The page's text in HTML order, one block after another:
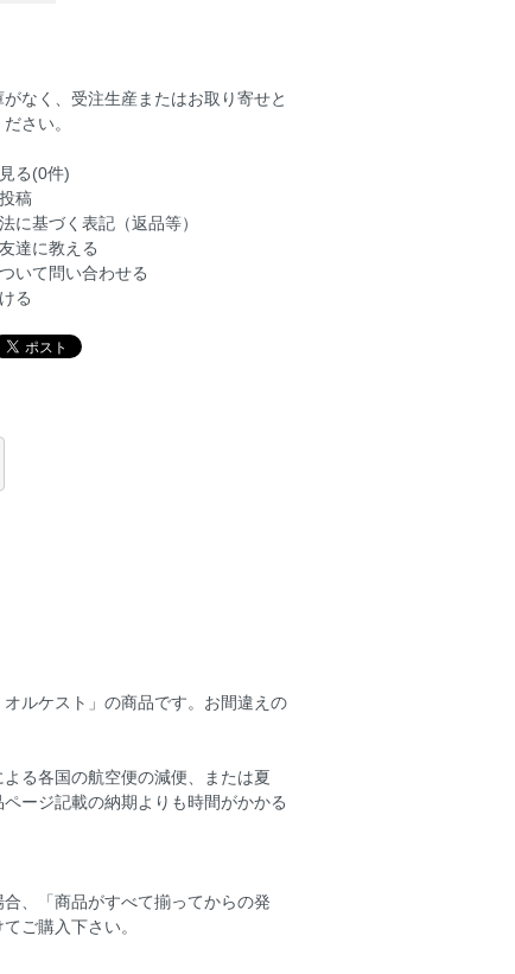
なく、受注生産またはお取り寄せと
さい。
る(0件)
稿
に基づく表記（返品等）
達に教える
いて問い合わせる
る
ルケスト」の商品です。お間違えの
る各国の航空便の減便、または夏
ージ記載の納期よりも時間がかかる
、「商品がすべて揃ってからの発
ご購入下さい。